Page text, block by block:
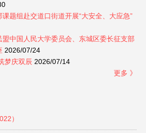
题组赴交道口街道开展“大安全、大应急”
中国人民大学委员会、东城区委长征支部
2026/07/24
梦庆双辰 2026/07/14
更多 》
）